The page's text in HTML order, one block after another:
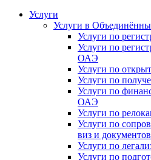
Услуги
Услуги в
Услуги по
Услуги по
ОАЭ
Услуги по
Услуги по
Услуги по
ОАЭ
Услуги по
Услуги по
виз и документов
Услуги по
Услуги по